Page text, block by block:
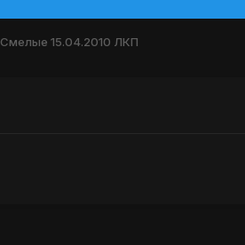
Смелые 15.04.2010 ЛКП